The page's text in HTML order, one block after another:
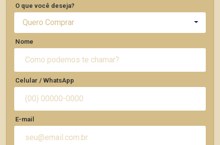
O que você deseja?
Quero Comprar
Nome
Celular / WhatsApp
E-mail